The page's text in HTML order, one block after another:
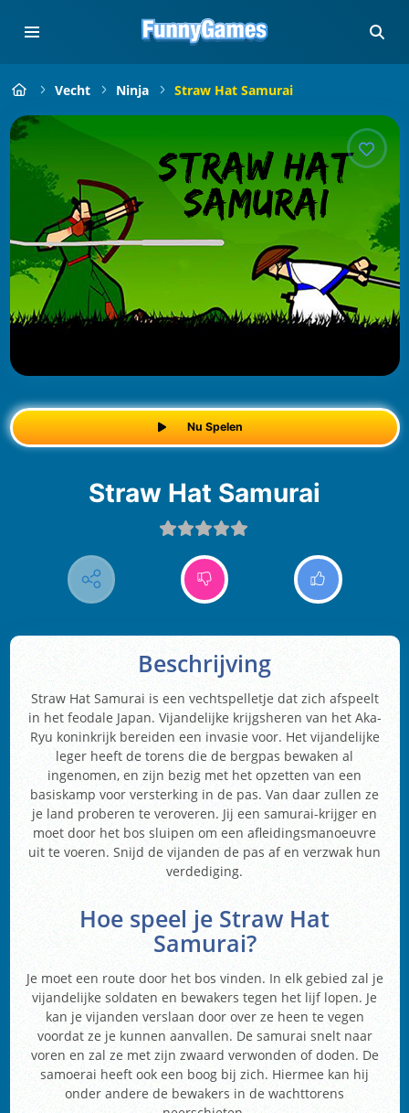
Vecht Ninja Straw Hat Samurai
Nu Spelen
Straw Hat Samurai
Beschrijving
Straw Hat Samurai is een vechtspelletje dat zich afspeelt
in het feodale Japan. Vijandelijke krijgsheren van het Aka-
Ryu koninkrijk bereiden een invasie voor. Het vijandelijke
leger heeft de torens die de bergpas bewaken al
ingenomen, en zijn bezig met het opzetten van een
basiskamp voor versterking in de pas. Van daar zullen ze
je land proberen te veroveren. Jij een samurai-krijger en
moet door het bos sluipen om een afleidingsmanoeuvre
uit te voeren. Snijd de vijanden de pas af en verzwak hun
verdediging.
Hoe speel je Straw Hat
Samurai?
Je moet een route door het bos vinden. In elk gebied zal je
vijandelijke soldaten en bewakers tegen het lijf lopen. Je
kan je vijanden verslaan door over ze heen te vegen
voordat ze je kunnen aanvallen. De samurai snelt naar
voren en zal ze met zijn zwaard verwonden of doden. De
samoerai heeft ook een boog bij zich. Hiermee kan hij
onder andere de bewakers in de wachttorens